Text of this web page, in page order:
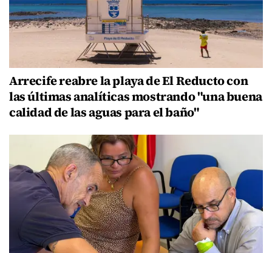
Arrecife reabre la playa de El Reducto con
las últimas analíticas mostrando "una buena
calidad de las aguas para el baño"